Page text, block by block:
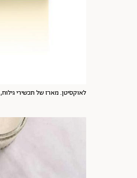
לאוקסיטן. מארז של תכשירי גילוח, 220 ש"ח | צילום: יח"צ